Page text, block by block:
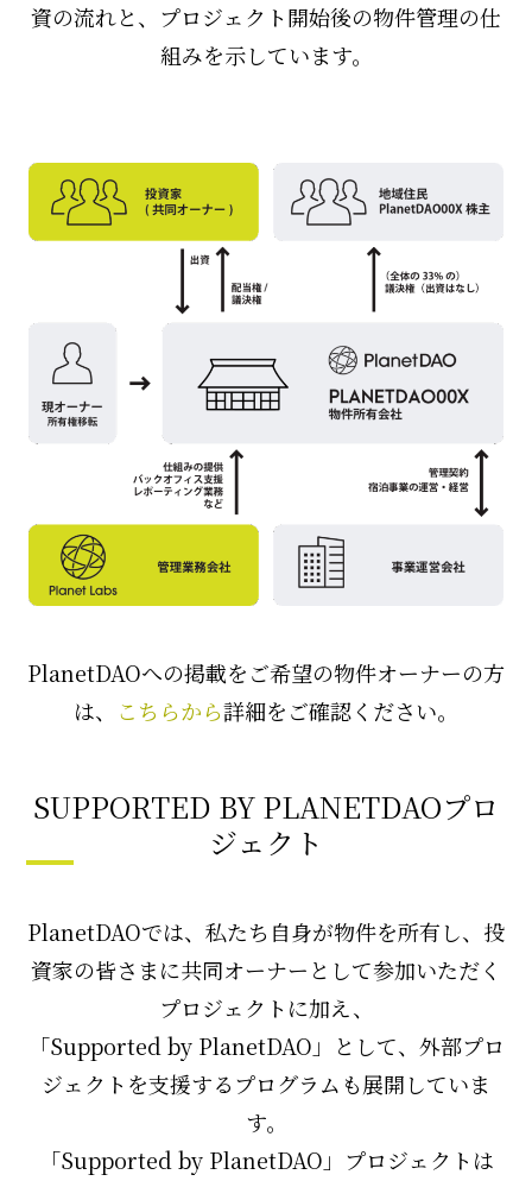
資の流れと、プロジェクト開始後の物件管理の仕
組みを示しています。
PlanetDAOへの掲載をご希望の物件オーナーの方
は、
こちらから詳細をご確認ください。
SUPPORTED BY PLANETDAOプロ
ジェクト
PlanetDAOでは、私たち自身が物件を所有し、投
資家の皆さまに共同オーナーとして参加いただく
プロジェクトに加え、
「Supported by PlanetDAO」として、外部プロ
ジェクトを支援するプログラムも展開していま
す。
「Supported by PlanetDAO」プロジェクトは